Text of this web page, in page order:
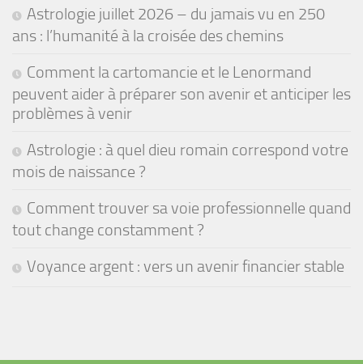
Astrologie juillet 2026 – du jamais vu en 250
ans : l’humanité à la croisée des chemins
Comment la cartomancie et le Lenormand
peuvent aider à préparer son avenir et anticiper les
problèmes à venir
Astrologie : à quel dieu romain correspond votre
mois de naissance ?
Comment trouver sa voie professionnelle quand
tout change constamment ?
Voyance argent : vers un avenir financier stable